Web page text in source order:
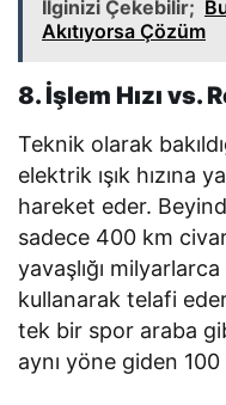
İlginizi Çekebilir;
Akıtıyorsa Çözüm
8. İşlem Hızı vs.
Teknik olarak
elektrik ışık hızına
hareket eder.
sadece 400 km
yavaşlığı
kullanarak telafi
tek bir spor araba
aynı yöne giden